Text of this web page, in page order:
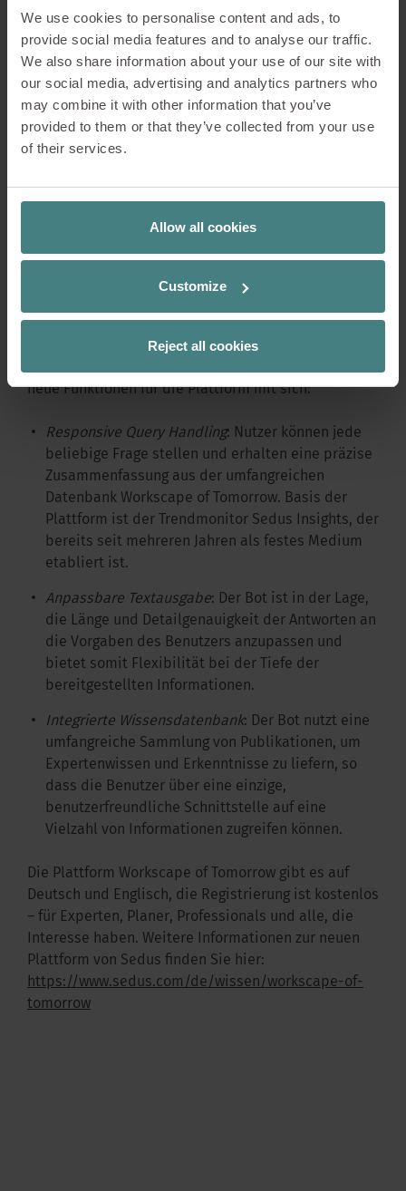
We use cookies to personalise content and ads, to
provide social media features and to analyse our traffic.
We also share information about your use of our site with
our social media, advertising and analytics partners who
may combine it with other information that you’ve
provided to them or that they’ve collected from your use
of their services.
Allow all cookies
Customize
Reject all cookies
unserer Wissensdatenbank zu analysieren und zu
synthetisieren. Er versteht Abfragen in natürlicher
Sprache und liefert prägnante, kontextbezogene
Informationen, die Fachleuten helfen, schnell
fundierte Entscheidungen zu treffen. Die Integration
dieser KI gewährleistet einen reibungslosen
Informationsfluss und unterstützt Sedus' Bestreben,
Arbeitsumgebungen zu entwickeln.
Sedus Synapse Bot – ein
Chatbot für mehrere innovative
Funktion
neue Funktionen für die Plattform mit sich:
Responsive Query Handling: Nutzer können jede
beliebige Frage stellen und erhalten eine präzise
Zusammenfassung aus der umfangreichen
Datenbank Workscape of Tomorrow. Basis der
Plattform ist der Trendmonitor Sedus Insights, der
bereits seit mehreren Jahren als festes Medium
etabliert ist.
Anpassbare Textausgabe: Der Bot ist in der Lage,
die Länge und Detailgenauigkeit der Antworten an
die Vorgaben des Benutzers anzupassen und
bietet somit Flexibilität bei der Tiefe der
bereitgestellten Informationen.
Integrierte Wissensdatenbank: Der Bot nutzt eine
umfangreiche Sammlung von Publikationen, um
Expertenwissen und Erkenntnisse zu liefern, so
dass die Benutzer über eine einzige,
benutzerfreundliche Schnittstelle auf eine
Vielzahl von Informationen zugreifen können.
Die Plattform Workscape of Tomorrow gibt es auf
Deutsch und Englisch, die Registrierung ist kostenlos
– für Experten, Planer, Professionals und alle, die
Interesse haben. Weitere Informationen zur neuen
Plattform von Sedus finden Sie hier:
https://www.sedus.com/de/wissen/workscape-of-
tomorrow